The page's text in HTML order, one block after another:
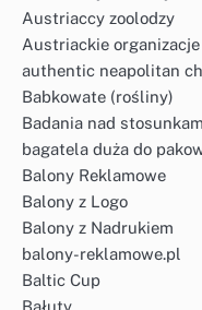
Austriaccy zoolodzy
Austriackie
authentic neapolitan
Babkowate (rośliny)
Badania nad
bagatela duża do
Balony Reklamowe
Balony z Logo
Balony z Nadrukiem
balony-reklamowe.pl
Baltic Cup
Bałuty